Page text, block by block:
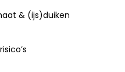
& (ijs)duiken